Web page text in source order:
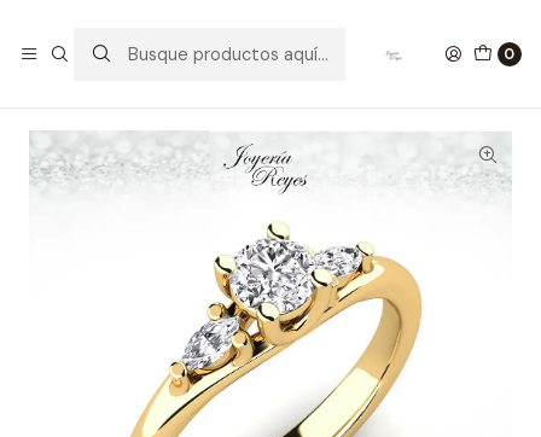
0
Anillo de compromiso Oro Amarillo 18 kilates, con circones
- SE ENVIAN A FABRICAR PREVIO PRESUPUESTO